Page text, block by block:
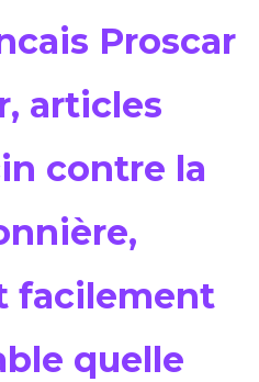
Proscar
articles
contre la
facilement
quelle